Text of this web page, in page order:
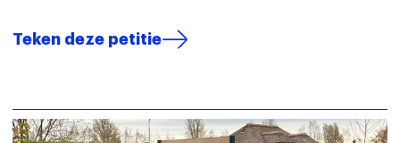
Teken deze petitie